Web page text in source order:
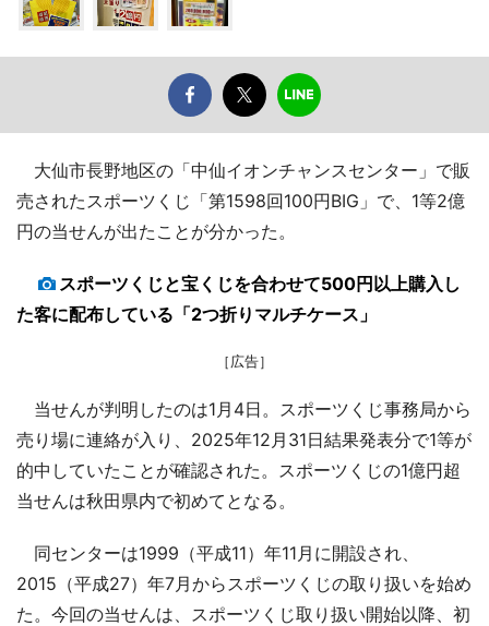
大仙市長野地区の「中仙イオンチャンスセンター」で販
売されたスポーツくじ「第1598回100円BIG」で、1等2億
円の当せんが出たことが分かった。
スポーツくじと宝くじを合わせて500円以上購入し
た客に配布している「2つ折りマルチケース」
［広告］
当せんが判明したのは1月4日。スポーツくじ事務局から
売り場に連絡が入り、2025年12月31日結果発表分で1等が
的中していたことが確認された。スポーツくじの1億円超
当せんは秋田県内で初めてとなる。
同センターは1999（平成11）年11月に開設され、
2015（平成27）年7月からスポーツくじの取り扱いを始め
た。今回の当せんは、スポーツくじ取り扱い開始以降、初